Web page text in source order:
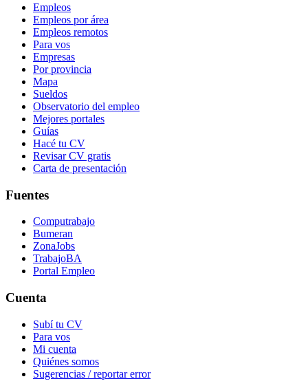
Empleos
Empleos por área
Empleos remotos
Para vos
Empresas
Por provincia
Mapa
Sueldos
Observatorio del empleo
Mejores portales
Guías
Hacé tu CV
Revisar CV gratis
Carta de presentación
Fuentes
Computrabajo
Bumeran
ZonaJobs
TrabajoBA
Portal Empleo
Cuenta
Subí tu CV
Para vos
Mi cuenta
Quiénes somos
Sugerencias / reportar error